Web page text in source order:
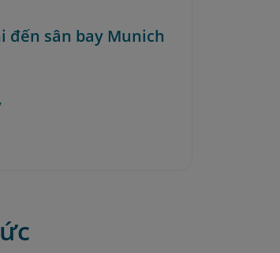
đến sân bay Munich